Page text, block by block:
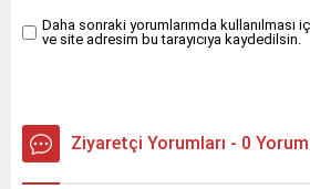
Daha sonraki yorumlarımda kullanılması
ve site adresim bu tarayıcıya kaydedilsin.
Ziyaretçi Yorumları - 0 Yorum